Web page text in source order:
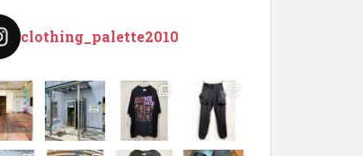
clothing_palette2010